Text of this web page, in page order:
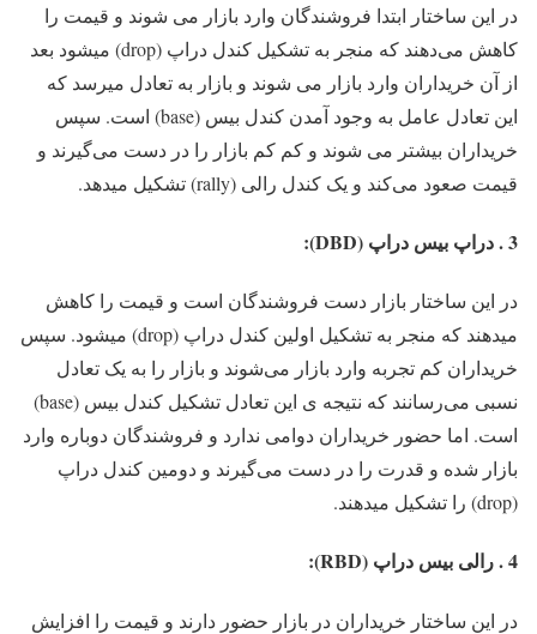
در این ساختار ابتدا فروشندگان وارد بازار می شوند و قیمت را
کاهش می‌دهند که منجر به تشکیل کندل دراپ (drop) میشود بعد
از آن خریداران وارد بازار می شوند و بازار به تعادل میرسد که
این تعادل عامل به وجود آمدن کندل بیس (base) است. سپس
خریداران بیشتر می شوند و کم کم بازار را در دست می‌گیرند و
قیمت صعود می‌کند و یک کندل رالی (rally) تشکیل میدهد.
3 . دراپ بیس دراپ (DBD):
در این ساختار بازار دست فروشندگان است و قیمت را کاهش
میدهند که منجر به تشکیل اولین کندل دراپ (drop) میشود. سپس
خریداران کم تجربه وارد بازار می‌شوند و بازار را به یک تعادل
نسبی می‌رسانند که نتیجه ی این تعادل تشکیل کندل بیس (base)
است. اما حضور خریداران دوامی ندارد و فروشندگان دوباره وارد
بازار شده و قدرت را در دست می‌گیرند و دومین کندل دراپ
(drop) را تشکیل میدهند.
4 . رالی بیس دراپ (RBD):
در این ساختار خریداران در بازار حضور دارند و قیمت را افزایش